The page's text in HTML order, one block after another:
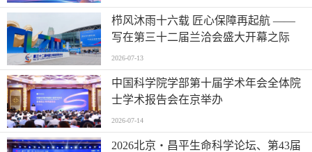
栉风沐雨十六载 匠心保障再起航 ——
写在第三十二届兰洽会盛大开幕之际
2026-07-13
中国科学院学部第十届学术年会全体院
士学术报告会在京举办
2026-07-14
2026北京・昌平生命科学论坛、第43届